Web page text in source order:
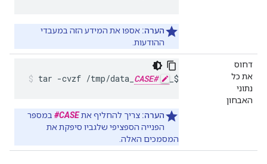
הערה: אספו את המידע הזה במעבדי
ההודעות.
דחוס
את כל
נתוני
האבחון
tar -cvzf /tmp/data_ CASE# _$(hostname).tar.gz
הערה: צריך להחליף אתCASE#
במספר
הפנייה הספציפי שלגביו סיפקת את
המסמכים האלה.